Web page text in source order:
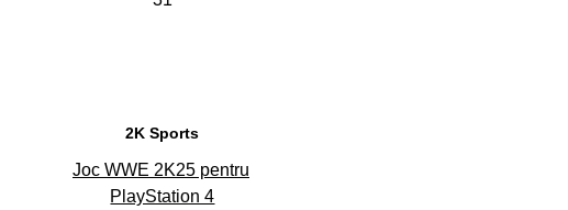
2K Sports
Joc WWE 2K25 pentru
PlayStation 4